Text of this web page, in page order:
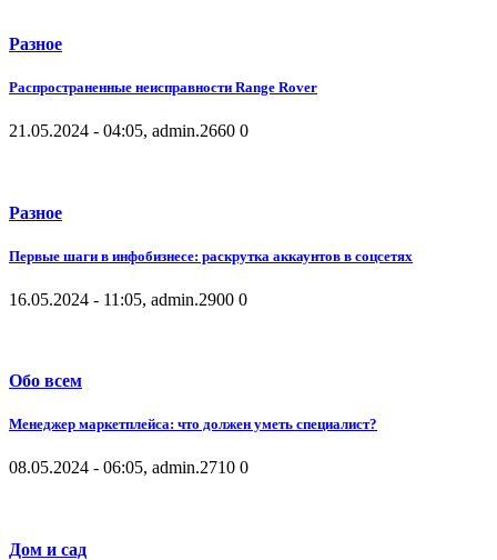
Разное
Распространенные неисправности Range Rover
21.05.2024 - 04:05, admin.2660 0
Разное
Первые шаги в инфобизнесе: раскрутка аккаунтов в соцсетях
16.05.2024 - 11:05, admin.2900 0
Обо всем
Менеджер маркетплейса: что должен уметь специалист?
08.05.2024 - 06:05, admin.2710 0
Дом и сад